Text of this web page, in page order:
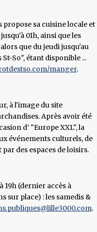
sa cuisine locale et
01h, ainsi que les
que du jeudi jusqu'au
So", étant disponible ...
manger.
à l'image du site
Après avoir été
d’ "Europe XXL", la
événements culturels, de
des espaces de loisirs.
19h (dernier accès à
sur place) : les samedis &
.